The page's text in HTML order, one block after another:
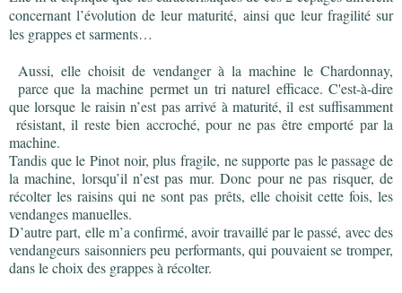
concernant l’évolution de leur maturité, ainsi que leur fragilité sur
les grappes et sarments…
Aussi, elle choisit de vendanger à la machine le Chardonnay,
parce que la machine permet un tri naturel efficace. C'est-à-dire
que lorsque le raisin n’est pas arrivé à maturité, il est suffisamment
résistant, il reste bien accroché, pour ne pas être emporté par la
machine.
Tandis que le Pinot noir, plus fragile, ne supporte pas le passage de
la machine, lorsqu’il n’est pas mur. Donc pour ne pas risquer, de
récolter les raisins qui ne sont pas prêts, elle choisit cette fois, les
vendanges manuelles.
D’autre part, elle m’a confirmé, avoir travaillé par le passé, avec des
vendangeurs saisonniers peu performants, qui pouvaient se tromper,
dans le choix des grappes à récolter.